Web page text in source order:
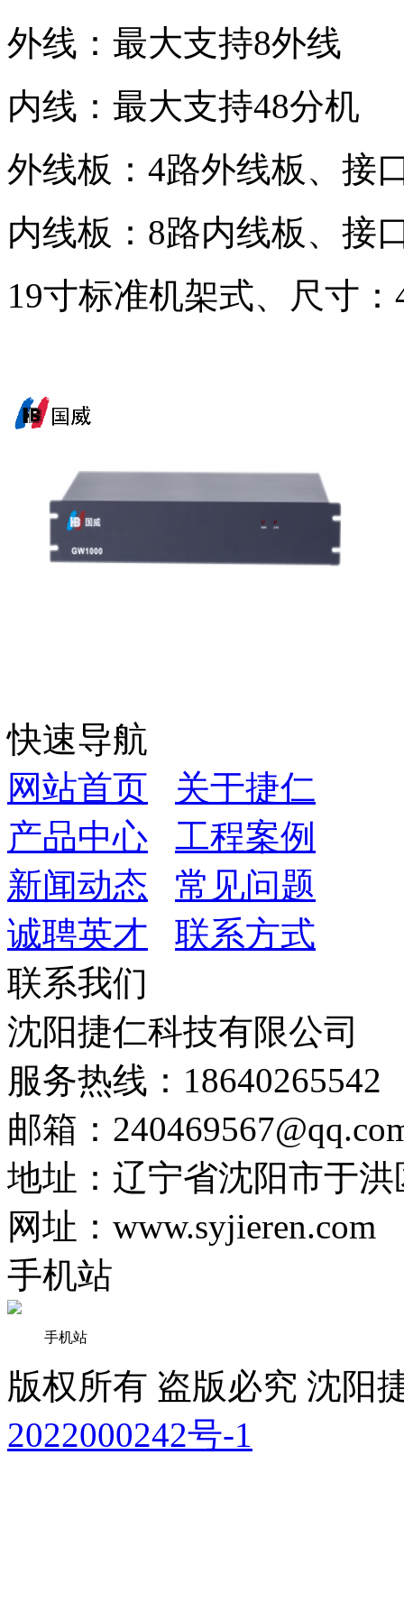
外线：最大支持8外线
内线：最大支持48分机
外线板：4路外线板、接
内线板：8路内线板、接
19寸标准机架式、尺寸
快速导航
网站首页
关于捷仁
产品中心
工程案例
新闻动态
常见问题
诚聘英才
联系方式
联系我们
沈阳捷仁科技有限公司
服务热线：18640265542
邮箱：
地址：辽宁省沈阳市于
网址：www.syjieren.com
手机站
手机站
版权所有 盗版必究 沈
2022000242号-1